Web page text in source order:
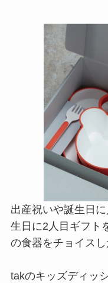
出産祝いや誕生日
生日に2人目ギフト
の食器をチョイスし
takのキッズディッ